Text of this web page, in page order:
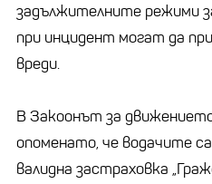
задължителните режими
при инцидент могат да
вреди.
В Закоонът за
опоменато, че водачите
валидна застраховка